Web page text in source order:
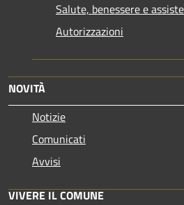
Salute, benessere e
Autorizzazioni
NOVITÀ
Notizie
Comunicati
Avvisi
VIVERE IL COMUNE